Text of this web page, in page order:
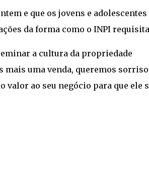
e que os jovens e adolescentes
da forma como o INPI
a cultura da propriedade
uma venda, queremos
ao seu negócio para que ele